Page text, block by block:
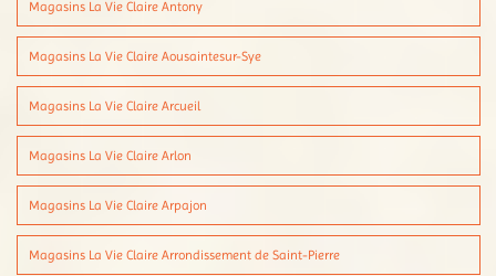
Magasins La Vie Claire Antony
Magasins La Vie Claire Aousaintesur-Sye
Magasins La Vie Claire Arcueil
Magasins La Vie Claire Arlon
Magasins La Vie Claire Arpajon
Magasins La Vie Claire Arrondissement de Saint-Pierre